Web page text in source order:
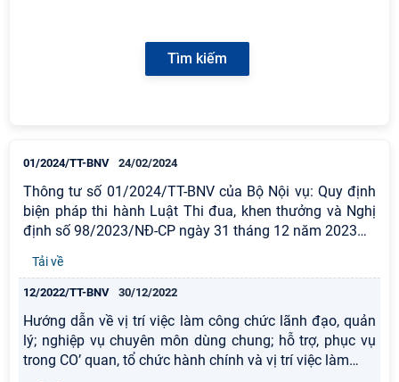
01/2024/TT-BNV 24/02/2024
Thông tư số 01/2024/TT-BNV của Bộ Nội vụ: Quy định
biện pháp thi hành Luật Thi đua, khen thưởng và Nghị
định số 98/2023/NĐ-CP ngày 31 tháng 12 năm 2023…
Tải về
12/2022/TT-BNV 30/12/2022
Hướng dẫn về vị trí việc làm công chức lãnh đạo, quản
lý; nghiệp vụ chuyên môn dùng chung; hỗ trợ, phục vụ
trong CO’ quan, tổ chức hành chính và vị trí việc làm…